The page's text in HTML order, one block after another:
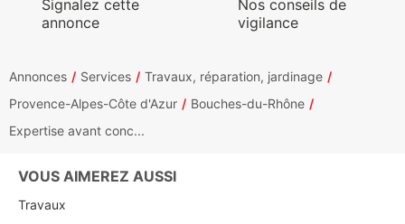
Signalez cette
annonce
Nos conseils de
vigilance
Annonces Services
Travaux, réparation, jardinage
Provence-Alpes-Côte d'Azur
Bouches-du-Rhône
Expertise avant conc...
VOUS AIMEREZ AUSSI
Travaux